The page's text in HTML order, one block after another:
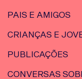
PAIS E AMIGOS
CRIANÇAS E
PUBLICAÇÕES
CONVERSAS